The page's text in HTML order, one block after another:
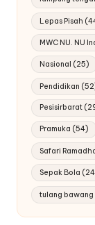
Lepas Pisah
MWC NU. NU
Nasional (25)
Pendidikan
Pesisirbarat
Pramuka (54)
Safari
Sepak Bola
tulang